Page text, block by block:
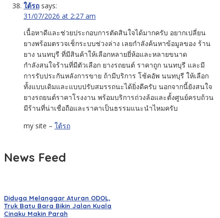
ใต้รถ says:
31/07/2026 at 2:27 am
เนื้อหาดีและช่วยประกอบการตัดสินใจได้มากครับ อยากเปลี่ยน
ยางพร้อมตรวจเช็กระบบช่วงล่าง เลยกำลังค้นหาข้อมูลของ ร้าน
ยาง นนทบุรี ที่มีสินค้าให้เลือกหลายยี่ห้อและหลายขนาด
กำลังสนใจร้านที่มีตัวเลือก ยางรถยนต์ ราคาถูก นนทบุรี และมี
การรับประกันหลังการขาย ถ้ามีบริการ โช้คอัพ นนทบุรี ให้เลือก
ทั้งแบบเดิมและแบบปรับสมรรถนะได้ยิ่งดีครับ นอกจากนี้ยังสนใจ
ยางรถยนต์ราคาโรงงาน พร้อมบริการถ่วงล้อและตั้งศูนย์ครบถ้วน
มีร้านที่น่าเชื่อถือและราคาเป็นธรรมแนะนำไหมครับ
my site – ใต้รถ
News Feed
Diduga Melanggar Aturan ODOL,
Truk Batu Bara Bikin Jalan Kuala
Cinaku Makin Parah